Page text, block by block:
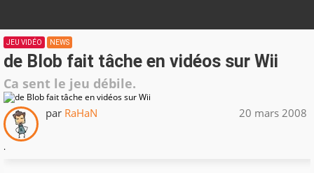
JEU VIDÉO NEWS
de Blob fait tâche en vidéos sur Wii
Ca sent le jeu débile.
par RaHaN 20 mars 2008
.